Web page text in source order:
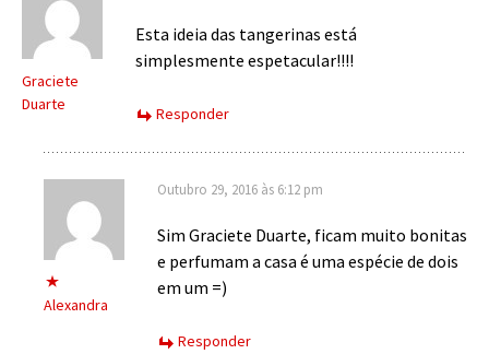
Graciete
Duarte
Esta ideia das tangerinas está
simplesmente espetacular!!!!
Responder
Alexandra
Outubro 29, 2016 às 6:12 pm
Sim Graciete Duarte, ficam muito bonitas
e perfumam a casa é uma espécie de dois
em um =)
Responder